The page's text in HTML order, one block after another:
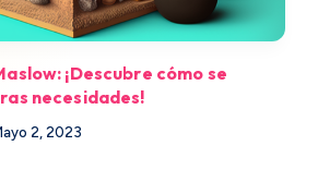
¡Descubre cómo se
necesidades!
2, 2023